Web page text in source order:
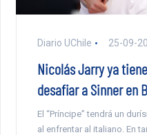
Diario UChile 25-09-
Nicolás Jarry ya
desafiar a Sinner en
El “Príncipe” tendrá un
al enfrentar al italiano. En